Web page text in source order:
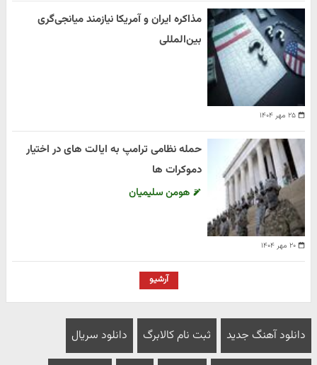
۲۵ مهر ۱۴۰۴
مذاکره ایران و آمریکا نیازمند میانجی‌گری
بین‌المللی
۲۰ مهر ۱۴۰۴
حمله نظامی ترامپ به ایالت های در اختیار
دموکرات ها
هومن سلیمیان
آرشیو
دانلود آهنگ جدید ثبت نام کالابرگ دانلود سریال